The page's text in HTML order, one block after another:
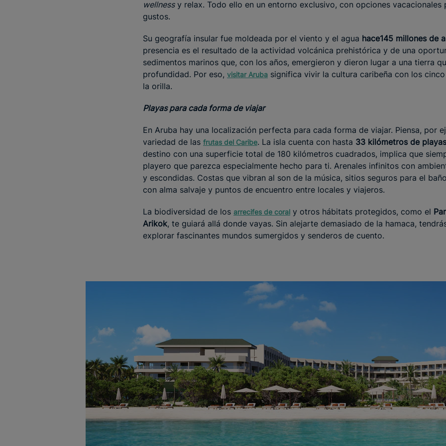
wellnessy relax. Todo ello en un entorno exclusivo, con opciones vacacionales
gustos.
Su geografía insular fue moldeada por el viento y el agua hace145 millones de
presencia es el resultado de la actividad volcánica prehistórica y de una
sedimentos marinos que, con los años, emergieron y dieron lugar a una tierra
profundidad. Por eso, visitar Aruba significa vivir la cultura caribeña con los
la orilla.
Playas para cada forma de viajar
En Aruba hay una localización perfecta para cada forma de viajar. Piensa, por
variedad de las frutas del Caribe. La isla cuenta con hasta 33 kilómetros de playas
destino con una superficie total de 180 kilómetros cuadrados, implica que
playero que parezca especialmente hecho para ti. Arenales infinitos con
y escondidas. Costas que vibran al son de la música, sitios seguros para el
con alma salvaje y puntos de encuentro entre locales y viajeros.
La biodiversidad de los arrecifes de coral y otros hábitats protegidos, como el
Arikok, te guiará allá donde vayas. Sin alejarte demasiado de la hamaca,
explorar fascinantes mundos sumergidos y senderos de cuento.